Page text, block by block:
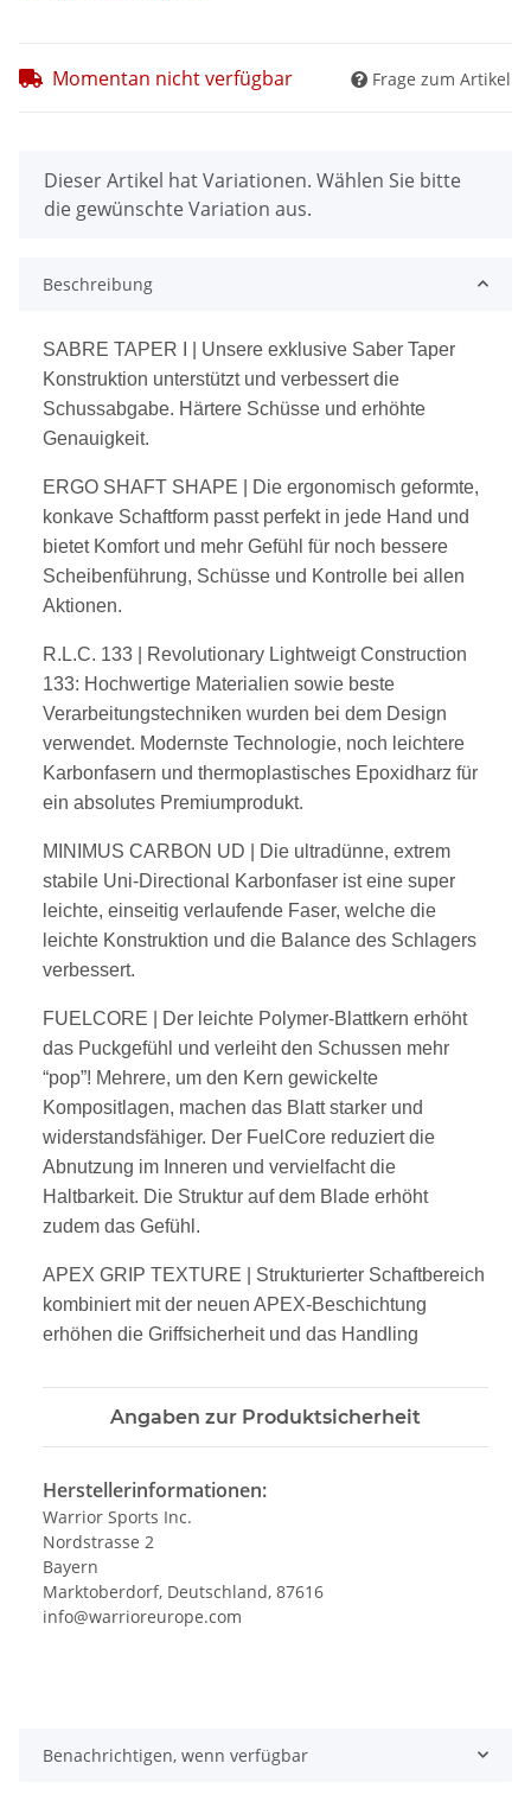
Momentan nicht verfügbar Frage zum Artikel
x
Dieser Artikel hat Variationen. Wählen Sie bitte
die gewünschte Variation aus.
Beschreibung
SABRE TAPER I
| Unsere exklusive Saber Taper
Konstruktion unterstützt und verbessert die
Schussabgabe. Härtere Schüsse und erhöhte
Genauigkeit.
ERGO SHAFT SHAPE
| Die ergonomisch geformte,
konkave Schaftform passt perfekt in jede Hand und
bietet Komfort und mehr Gefühl für noch bessere
Scheibenführung, Schüsse und Kontrolle bei allen
Aktionen.
R.L.C. 133
| Revolutionary Lightweigt Construction
133: Hochwertige Materialien sowie beste
Verarbeitungstechniken wurden bei dem Design
verwendet. Modernste Technologie, noch leichtere
Karbonfasern und thermoplastisches Epoxidharz für
ein absolutes Premiumprodukt.
MINIMUS CARBON UD
| Die ultradünne, extrem
stabile Uni-Directional Karbonfaser ist eine super
leichte, einseitig verlaufende Faser, welche die
leichte Konstruktion und die Balance des Schlagers
verbessert.
FUELCORE
| Der leichte Polymer-Blattkern erhöht
das Puckgefühl und verleiht den Schussen mehr
“pop”! Mehrere, um den Kern gewickelte
Kompositlagen, machen das Blatt starker und
widerstandsfähiger. Der FuelCore reduziert die
Abnutzung im Inneren und vervielfacht die
Haltbarkeit. Die Struktur auf dem Blade erhöht
zudem das Gefühl.
APEX GRIP TEXTURE
| Strukturierter Schaftbereich
kombiniert mit der neuen APEX-Beschichtung
erhöhen die Griffsicherheit und das Handling
Angaben zur Produktsicherheit
Herstellerinformationen:
Warrior Sports Inc.
Nordstrasse 2
Bayern
Marktoberdorf, Deutschland, 87616
info@warrioreurope.com
Benachrichtigen, wenn verfügbar